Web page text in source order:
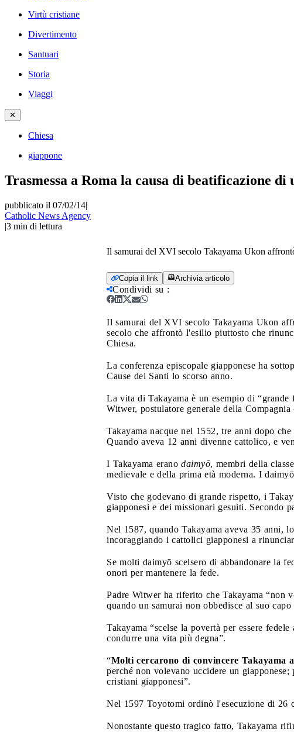
Virtù cristiane
Divertimento
Santuari
Storia
Viaggi
✕
Chiesa
giappone
Trasmessa a Roma la causa di beatificazione di
pubblicato il 07/02/14|
Catholic News Agency
|3 min di lettura
Il samurai del XVI secolo Takayama Ukon
Copia il link Archivia articolo
Condividi su :
Il samurai del XVI secolo Takayama Ukon
secolo che affrontò l'esilio piuttosto che
Chiesa.
La conferenza episcopale giapponese ha
Cause dei Santi lo scorso anno.
La vita di Takayama è un esempio di
Witwer, postulatore generale della Compagnia
Takayama nacque nel 1552, tre anni dopo che
Quando aveva 12 anni divenne cattolico, e
I Takayama erano daimyō, membri della
medievale e della prima età moderna. I
Visto che godevano di grande rispetto, i
giapponesi e dei missionari gesuiti. Secondo
Nel 1587, quando Takayama aveva 35 anni,
incoraggiando i cattolici giapponesi a
Se molti daimyō scelsero di abbandonare la
onori per mantenere la fede.
Padre Witwer ha riferito che Takayama “non
quando un samurai non obbedisce al suo
Takayama “scelse la povertà per essere
condurre una vita più degna”.
“Molti cercarono di convincere Takayama
perché non volevano uccidere un
cristiani giapponesi”.
Nel 1597 Toyotomi ordinò l'esecuzione di 26
Nonostante questo tragico fatto, Takayama